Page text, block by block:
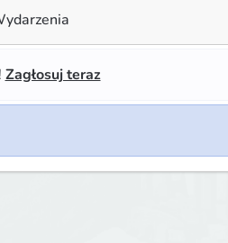
Zagłosuj teraz